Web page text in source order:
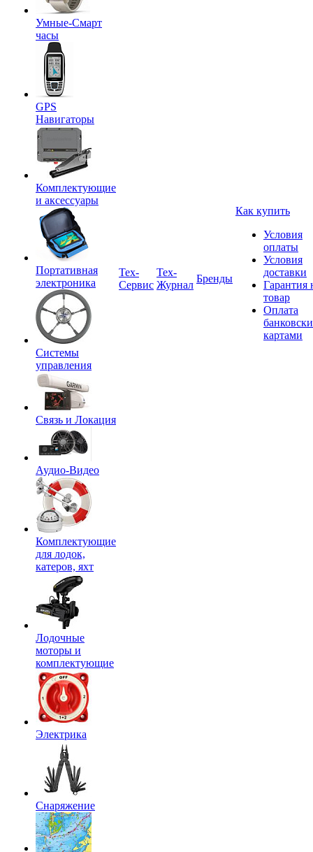
Умные-Смарт
часы
GPS
Навигаторы
Комплектующие
и аксессуары
Портативная
электроника
Системы
управления
Связь и Локация
Аудио-Видео
Комплектующие
для лодок,
катеров, яхт
Лодочные
моторы и
комплектующие
Электрика
Снаряжение
Tex-
Сервис
Тех-
Журнал
Бренды
Как купить
Условия
оплаты
Условия
доставки
Гарантия
товар
Оплата
картами